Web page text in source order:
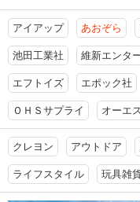
アイアップ あおぞら
池田工業社 維新エンタ
エフトイズ エポック社
ＯＨＳサプライ オーエ
クレヨン アウトドア
ライフスタイル 玩具雑